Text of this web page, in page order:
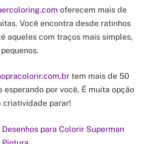
oferecem mais de
Você encontra desde ratinhos
aqueles com traços mais simples,
tem mais de 50
esperando por você. É muita opção
criatividade parar!
Desenhos para Colorir Superman